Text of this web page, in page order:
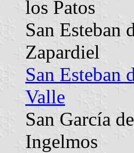
los Patos
San Esteban
Zapardiel
San Esteban
Valle
San García de
Ingelmos